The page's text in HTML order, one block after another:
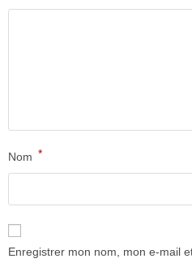
Nom *
Enregistrer mon nom, mon e-mail